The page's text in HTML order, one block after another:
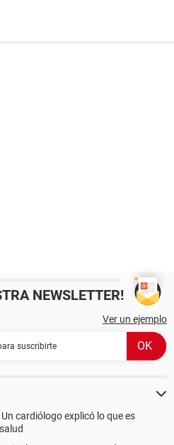
NEWSLETTER!
Ver un ejemplo
cardiólogo explicó lo que es